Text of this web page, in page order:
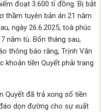
đoạt 3.600 tỉ đồng. Bị bắt
thầm tuyên bản án 21 năm
ngày 26.6.2025, toà phúc
năm tù. Bốn tháng sau,
thông báo rằng, Trịnh Văn
khoản tiền Quyết phải trang
Quyết đã trả xong số tiền
dọn đường cho sự xuất